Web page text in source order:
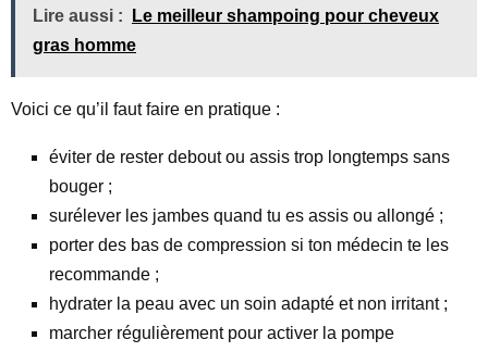
Lire aussi :
Le meilleur shampoing pour cheveux
gras homme
Voici ce qu’il faut faire en pratique :
éviter de rester debout ou assis trop longtemps sans
bouger ;
surélever les jambes quand tu es assis ou allongé ;
porter des bas de compression si ton médecin te les
recommande ;
hydrater la peau avec un soin adapté et non irritant ;
marcher régulièrement pour activer la pompe